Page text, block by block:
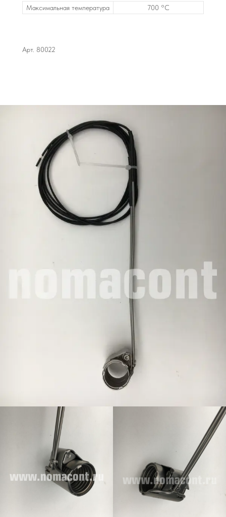
Максимальная температура 700 °C
Арт. 80022